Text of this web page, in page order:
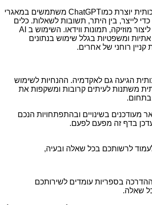
כלי בינה מלאכותית יוצרת כמוChatGPT משתמשים במאגרי
כדי לייצר, בין היתר, תשובות לשאלות. כלים
אחרים יכולים ליצור מוזיקה, תמונות ווידאו. השימוש ב AI
ומשפטיות בגלל שימוש בנתונים
קניין רוחני של אחרים.
הגיעה גם לאקדמיה. ההנחיות לשימוש
משתנות לעיתים קרובות ומשקפות את
מעודכנים בשינויים ובהתפתחויות הנכם
בדף זה מפעם לפעם.
לרשותכם בכל שאלה ובעיה,
בספריות עומדים לשירותכם
שאלה.